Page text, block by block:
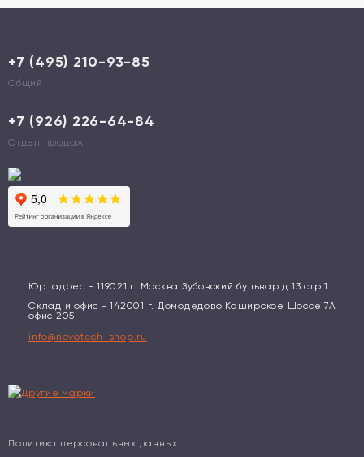
+7 (495) 210-93-85
Общий
+7 (926) 226-64-84
Отдел продаж
Юр. адрес - 119021 г. Москва Зубовский бульвар д.13 стр.1
Склад и офис - 142001 г. Домодедово Каширское Шоссе 7А
офис 205
info@novotech-shop.ru
Политика персональных данных